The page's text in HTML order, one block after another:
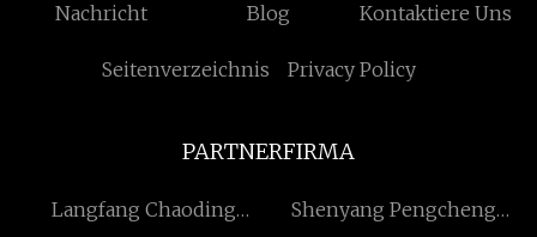
Nachricht Blog Kontaktiere Uns
Seitenverzeichnis Privacy Policy
PARTNERFIRMA
Langfang Chaoding
Shenyang Pengcheng